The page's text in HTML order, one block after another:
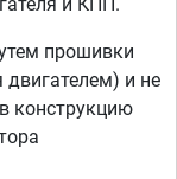
прошивки
и не
конструкцию